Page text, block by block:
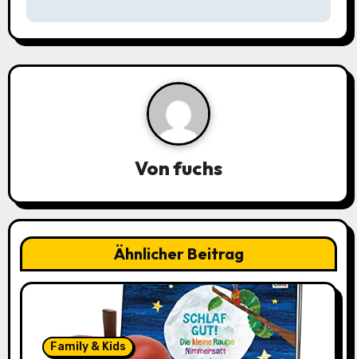
a
g
i
g
a
Vonfuchs
Ähnlicher Beitrag
Family & Kids